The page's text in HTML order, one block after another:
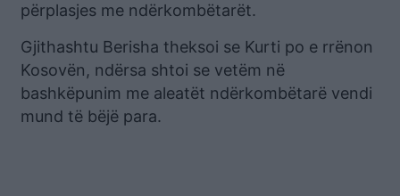
përplasjes me ndërkombëtarët.
Gjithashtu Berisha theksoi se Kurti po e rrënon
Kosovën, ndërsa shtoi se vetëm në
bashkëpunim me aleatët ndërkombëtarë vendi
mund të bëjë para.